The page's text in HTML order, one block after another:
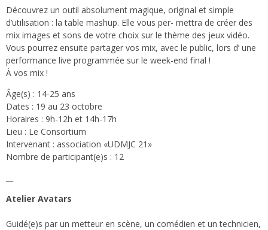
Découvrez un outil absolument magique, original et simple
d’utilisation : la table mashup. Elle vous per- mettra de créer des
mix images et sons de votre choix sur le thème des jeux vidéo.
Vous pourrez ensuite partager vos mix, avec le public, lors d’ une
performance live programmée sur le week-end final !
À vos mix !
Âge(s) : 14-25 ans
Dates : 19 au 23 octobre
Horaires : 9h-12h et 14h-17h
Lieu : Le Consortium
Intervenant : association «UDMJC 21»
Nombre de participant(e)s : 12
Atelier Avatars
Guidé(e)s par un metteur en scène, un comédien et un technicien,